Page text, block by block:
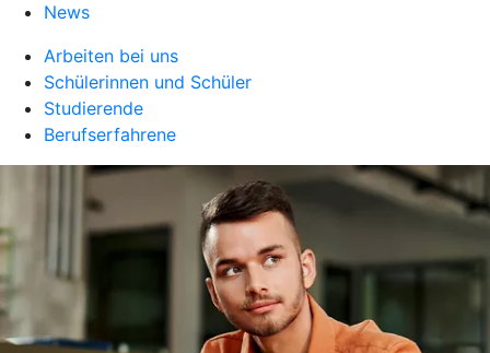
News
Arbeiten bei uns
Schülerinnen und Schüler
Studierende
Berufserfahrene